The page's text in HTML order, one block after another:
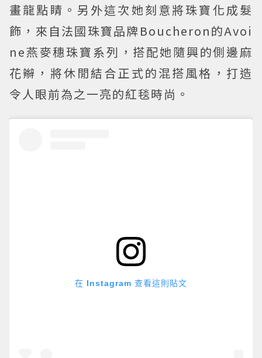
畫龍點睛。另外這次她刻意將珠寶化成髮
飾，來自法國珠寶品牌Boucheron的Avoi
ne燕麥穗珠寶系列，搭配她隨興的側邊麻
花辮，將休閒結合正式的混搭風格，打造
令人眼前為之一亮的紅毯時尚。
在 Instagram 查看這則貼文